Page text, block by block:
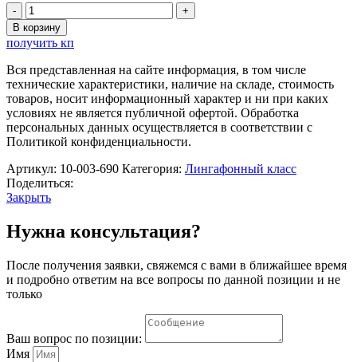
Количество
товара
Sanako
Lab
100
Аудио-
пульт
с
металлическим
креплением
В корзину
получить кп
Вся представленная на сайте информация, в том числе
технические характеристики, наличие на складе, стоимость
товаров, носит информационный характер и ни при каких
условиях не является публичной офертой. Обработка
персональных данных осуществляется в соответствии с
Политикой конфиденциальности.
Артикул: 10-003-690 Категория: Лингафонный класс
Поделиться:
Закрыть
Нужна консультация?
После получения заявки, свяжемся с вами в ближайшее время
и подробно ответим на все вопросы по данной позиции и не
только
Ваш вопрос по позиции:
Имя